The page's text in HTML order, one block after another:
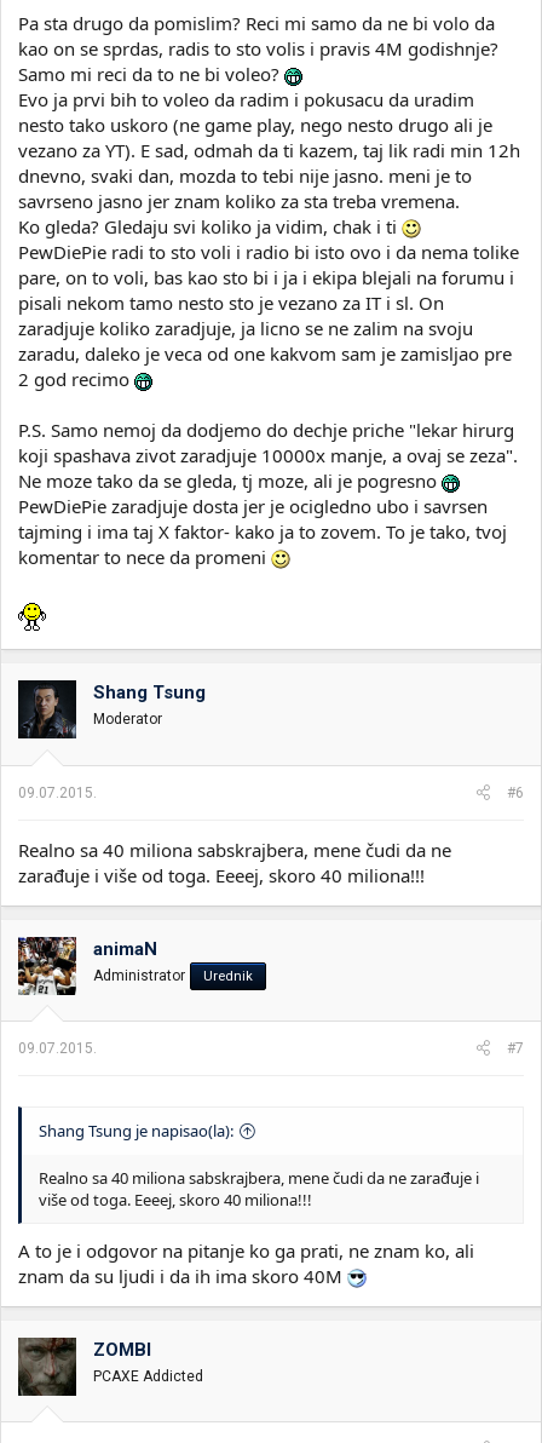
Pa sta drugo da pomislim? Reci mi samo da ne bi volo da
kao on se sprdas, radis to sto volis i pravis 4M godishnje?
Samo mi reci da to ne bi voleo?
Evo ja prvi bih to voleo da radim i pokusacu da uradim
nesto tako uskoro (ne game play, nego nesto drugo ali je
vezano za YT). E sad, odmah da ti kazem, taj lik radi min 12h
dnevno, svaki dan, mozda to tebi nije jasno. meni je to
savrseno jasno jer znam koliko za sta treba vremena.
Ko gleda? Gledaju svi koliko ja vidim, chak i ti
PewDiePie radi to sto voli i radio bi isto ovo i da nema tolike
pare, on to voli, bas kao sto bi i ja i ekipa blejali na forumu i
pisali nekom tamo nesto sto je vezano za IT i sl. On
zaradjuje koliko zaradjuje, ja licno se ne zalim na svoju
zaradu, daleko je veca od one kakvom sam je zamisljao pre
2 god recimo
P.S. Samo nemoj da dodjemo do dechje priche "lekar hirurg
koji spashava zivot zaradjuje 10000x manje, a ovaj se zeza".
Ne moze tako da se gleda, tj moze, ali je pogresno
PewDiePie zaradjuje dosta jer je ocigledno ubo i savrsen
tajming i ima taj X faktor- kako ja to zovem. To je tako, tvoj
komentar to nece da promeni
Shang Tsung
Moderator
09.07.2015. #6
Realno sa 40 miliona sabskrajbera, mene čudi da ne
zarađuje i više od toga. Eeeej, skoro 40 miliona!!!
animaN
Administrator Urednik
09.07.2015. #7
Shang Tsung je napisao(la):
Realno sa 40 miliona sabskrajbera, mene čudi da ne zarađuje i
više od toga. Eeeej, skoro 40 miliona!!!
A to je i odgovor na pitanje ko ga prati, ne znam ko, ali
znam da su ljudi i da ih ima skoro 40M
ZOMBI
PCAXE Addicted